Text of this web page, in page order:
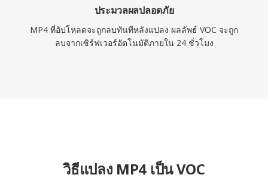
ประมวลผลปลอดภัย
MP4 ที่อัปโหลดจะถูกลบทันทีหลังแปลง ผลลัพธ์ VOC จะถูก
ลบจากเซิร์ฟเวอร์อัตโนมัติภายใน 24 ชั่วโมง
วิธีแปลง MP4 เป็น VOC